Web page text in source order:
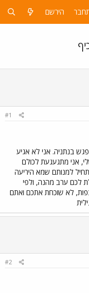
הירשם
#1
בנתניה. אני לא אגיע
אני מתגעגעת לכולם
למנותם שמא היריעה
לכם ערב מהנה, ולפי
לא שוכחת אתכם ואתם
#2